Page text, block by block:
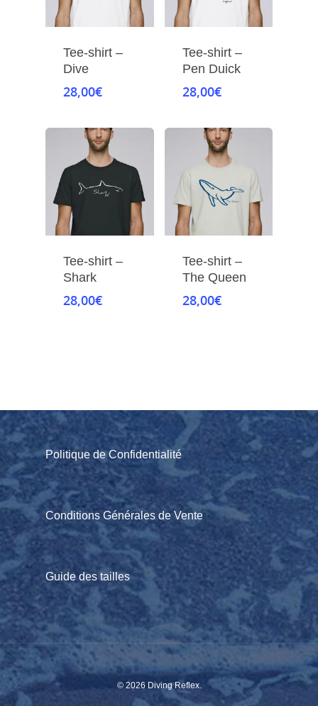
Tee-shirt –
Dive
28,00€
Tee-shirt –
Pen Duick
28,00€
Tee-shirt –
Shark
28,00€
Tee-shirt –
The Queen
28,00€
Politique de Confidentialité
Conditions Générales de Vente
Guide des tailles
© 2026 Diving Reflex.